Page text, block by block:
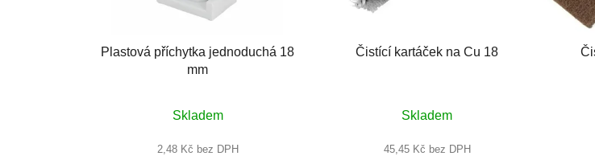
Plastová příchytka jednoduchá 18
mm
hodnocení
produktu
Skladem
2,48 Kč bez DPH
Čistící kartáček na Cu 18
Skladem
45,45 Kč bez DPH